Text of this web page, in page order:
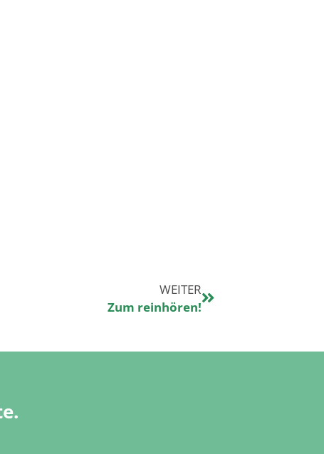
WEITER
Zum reinhören!